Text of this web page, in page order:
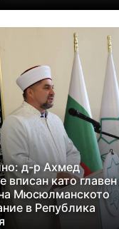
д-р Ахмед
вписан като главен
Мюсюлманското
в Република